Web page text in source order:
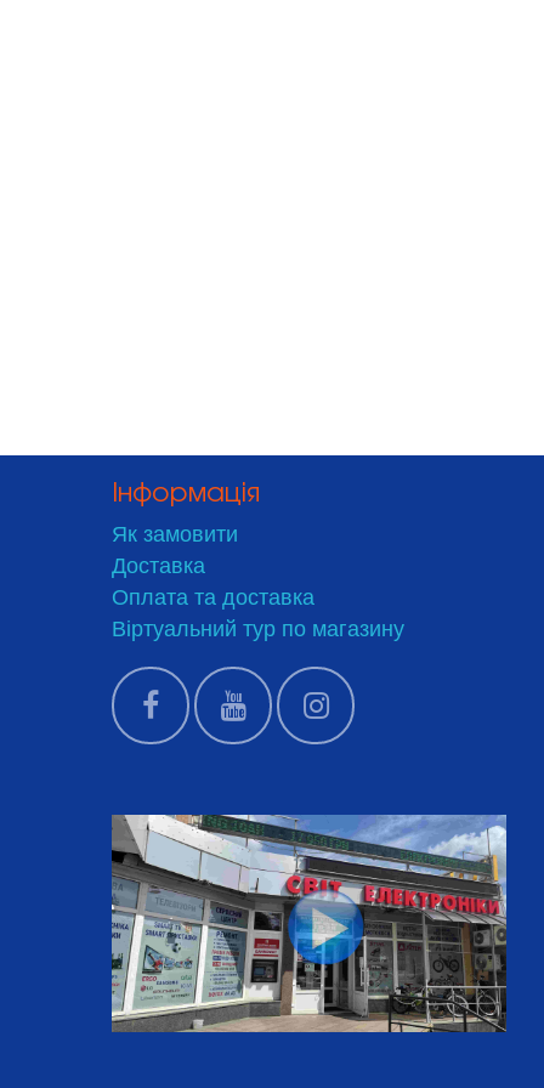
Інформація
Як замовити
Доставка
Оплата та доставка
Віртуальний тур по магазину